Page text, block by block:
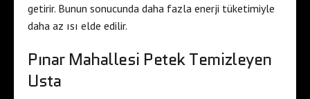
getirir. Bunun sonucunda daha fazla enerji tüketimiyle
daha az ısı elde edilir.
Pınar Mahallesi Petek Temizleyen
Usta